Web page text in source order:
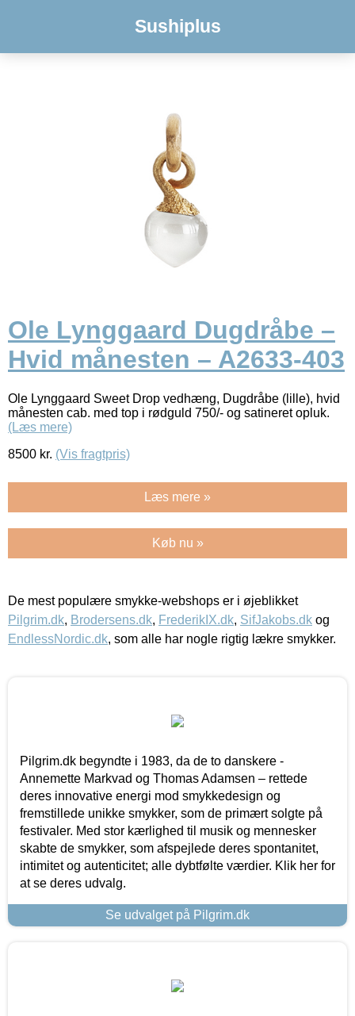
Sushiplus
Ole Lynggaard Dugdråbe –
Hvid månesten – A2633-403
Ole Lynggaard Sweet Drop vedhæng, Dugdråbe (lille), hvid
månesten cab. med top i rødguld 750/- og satineret opluk.
(Læs mere)
8500 kr. (Vis fragtpris)
Læs mere »
Køb nu »
De mest populære smykke-webshops er i øjeblikket
Pilgrim.dk, Brodersens.dk, FrederikIX.dk, SifJakobs.dk og
EndlessNordic.dk, som alle har nogle rigtig lækre smykker.
Pilgrim.dk begyndte i 1983, da de to danskere -
Annemette Markvad og Thomas Adamsen – rettede
deres innovative energi mod smykkedesign og
fremstillede unikke smykker, som de primært solgte på
festivaler. Med stor kærlighed til musik og mennesker
skabte de smykker, som afspejlede deres spontanitet,
intimitet og autenticitet; alle dybtfølte værdier. Klik her for
at se deres udvalg.
Se udvalget på Pilgrim.dk